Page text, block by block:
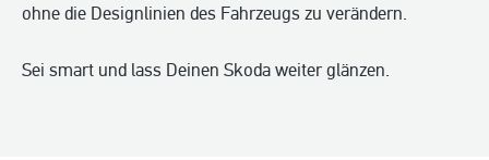
ohne die Designlinien des Fahrzeugs zu verändern.
Sei smart und lass Deinen Skoda weiter glänzen.